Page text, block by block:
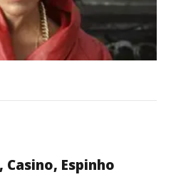
Espinho